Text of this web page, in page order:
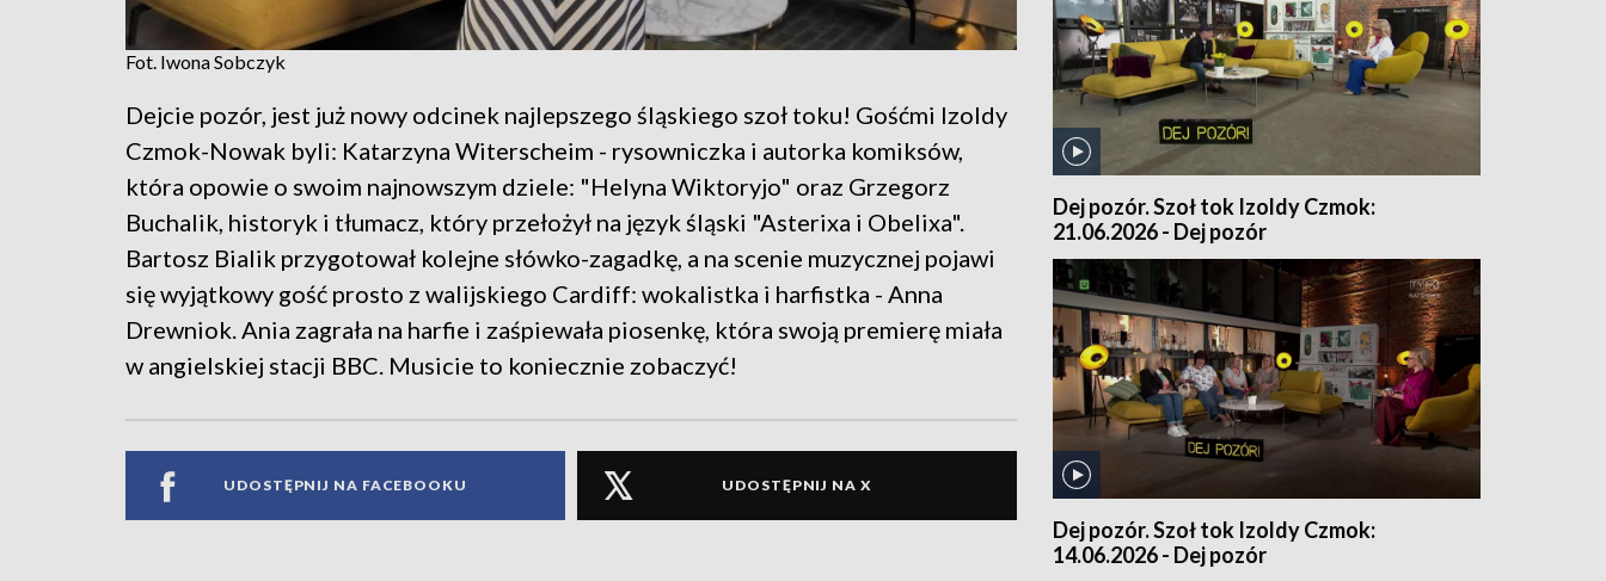
Fot. Iwona Sobczyk
Dejcie pozór, jest już nowy odcinek najlepszego śląskiego szoł toku! Gośćmi Izoldy
Czmok-Nowak byli: Katarzyna Witerscheim - rysowniczka i autorka komiksów,
która opowie o swoim najnowszym dziele: "Helyna Wiktoryjo" oraz Grzegorz
Buchalik, historyk i tłumacz, który przełożył na język śląski "Asterixa i Obelixa".
Bartosz Bialik przygotował kolejne słówko-zagadkę, a na scenie muzycznej pojawi
się wyjątkowy gość prosto z walijskiego Cardiff: wokalistka i harfistka - Anna
Drewniok. Ania zagrała na harfie i zaśpiewała piosenkę, która swoją premierę miała
w angielskiej stacji BBC. Musicie to koniecznie zobaczyć!
UDOSTĘPNIJ NA FACEBOOKU UDOSTĘPNIJ NA X
Dej pozór. Szoł tok Izoldy Czmok:
21.06.2026 - Dej pozór
Dej pozór. Szoł tok Izoldy Czmok:
14.06.2026 - Dej pozór